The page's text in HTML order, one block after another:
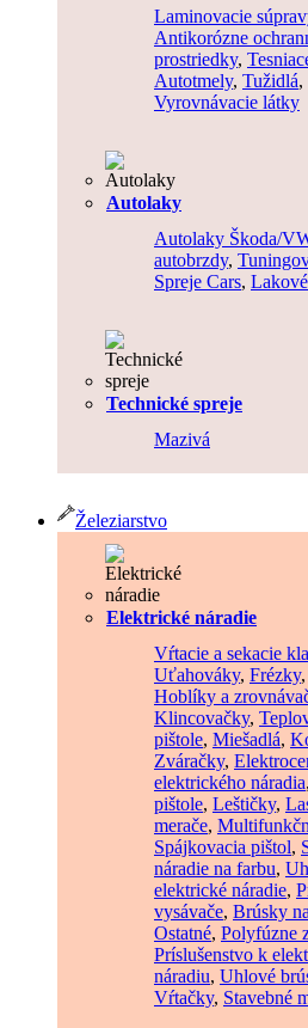
Laminovacie
Antikorózne
prostriedky,
Autotmely, Tužidlá,
Vyrovnávacie látky
Autolaky
Autolaky Škoda/
autobrzdy,
Spreje Cars,
Technické spreje
Mazivá
Železiarstvo
Elektrické náradie
Vŕtacie a sekacie
Uťahováky, Frézky,
Hoblíky a
Klincovačky,
pištole, Miešadlá,
Zváračky,
elektrického náradia,
pištole, Leštičky,
merače,
Spájkovacia pištol,
náradie na farbu,
elektrické náradie,
vysávače, Brúsky
Ostatné, Polyfúzne
Príslušenstvo k
náradiu, Uhlové
Vŕtačky, Stavebné